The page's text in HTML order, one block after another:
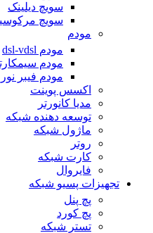
سویچ دیلینک
سویچ
مودم
مودم dsl-vdsl
مودم
مودم فیبر
اکسس پوینت
مدیا کانورتر
توسعه دهنده شبکه
ماژول شبکه
روتر
کارت شبکه
فایروال
تجهیزات پسیو شبکه
پچ پنل
پچ کورد
تستر شبکه